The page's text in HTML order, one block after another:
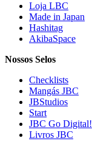
Loja LBC
Made in Japan
Hashitag
AkibaSpace
Nossos Selos
Checklists
Mangás JBC
JBStudios
Start
JBC Go Digital!
Livros JBC